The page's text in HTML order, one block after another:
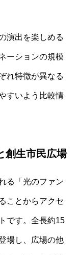
演出を楽しめる
ーションの規模
れ特徴が異なる
すいよう比較情
創生市民広場
る「光のファン
ことからアクセ
です。全長約15
場し、広場の他